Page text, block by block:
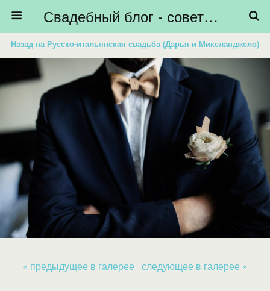
Свадебный блог - советы невестам, подготовка к свадьбе - HiBride
Назад на Русско-итальянская свадьба (Дарья и Микеланджело)
« предыдущее в галерее следующее в галерее »